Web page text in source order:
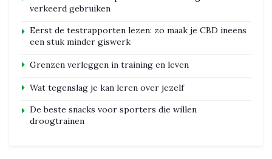
verkeerd gebruiken
Eerst de testrapporten lezen: zo maak je CBD ineens
een stuk minder giswerk
Grenzen verleggen in training en leven
Wat tegenslag je kan leren over jezelf
De beste snacks voor sporters die willen
droogtrainen